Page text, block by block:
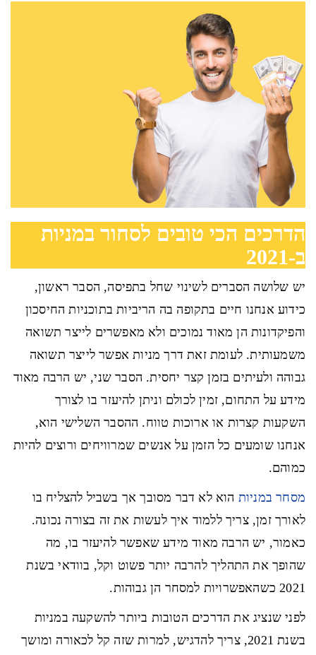
הדרכים הכי טובים לסחור במניות
ב-2021
יש שלושה הסברים לשינוי שחל בתפיסה, הסבר ראשון,
כידוע אנחנו חיים בתקופה בה הריביות בתוכניות החיסכון
והפיקדונות הן מאוד נמוכים ולא מאפשרים לייצר תשואה
משמעותית. לעומת זאת דרך מניות אפשר לייצר תשואה
גבוהה ולעיתים בזמן קצר יחסית. הסבר שני, יש הרבה מאוד
מידע על התחום, זמין לכולם וניתן להיעזר בו לצורך
השקעות קצרות או ארוכות טווח. ההסבר השלישי הוא,
אנחנו שומעים כל הזמן על אנשים שמרוויחים ורוצים להיות
כמוהם.
מסחר במניותהוא לא דבר מסובך אך בשביל להצליח בו
לאורך זמן, צריך ללמוד איך לעשות את זה בצורה נכונה.
כאמור, יש הרבה מאוד מידע שאפשר להיעזר בו, מה
שהופך את התהליך להרבה יותר פשוט וקל, בוודאי בשנת
2021 כשהאפשרויות למסחר הן גבוהות.
לפני שנציג את הדרכים הטובות ביותר להשקעה במניות
בשנת 2021, צריך להדגיש, למרות שזה קל לכאורה ומושך